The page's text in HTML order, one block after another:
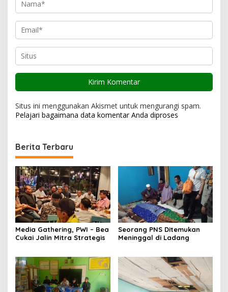
Situs ini menggunakan Akismet untuk mengurangi spam.
Pelajari bagaimana data komentar Anda diproses
Berita Terbaru
Media Gathering, PWI – Bea
Cukai Jalin Mitra Strategis
Seorang PNS Ditemukan
Meninggal di Ladang